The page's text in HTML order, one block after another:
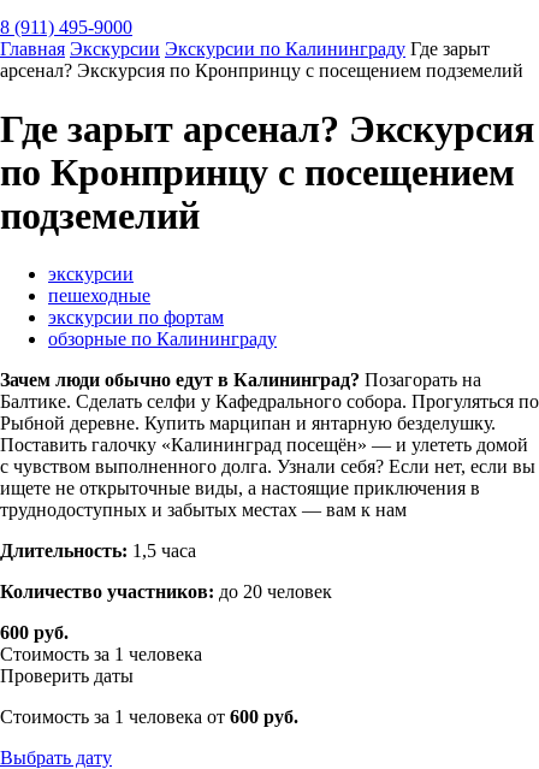
8 (911) 495-9000
Главная Экскурсии Экскурсии по Калининграду Где зарыт
арсенал? Экскурсия по Кронпринцу с посещением подземелий
Где зарыт арсенал? Экскурсия
по Кронпринцу с посещением
подземелий
экскурсии
пешеходные
экскурсии по фортам
обзорные по Калининграду
Зачем люди обычно едут в Калининград? Позагорать на
Балтике. Сделать селфи у Кафедрального собора. Прогуляться по
Рыбной деревне. Купить марципан и янтарную безделушку.
Поставить галочку «Калининград посещён» — и улететь домой
с чувством выполненного долга. Узнали себя? Если нет, если вы
ищете не открыточные виды, а настоящие приключения в
труднодоступных и забытых местах — вам к нам
Длительность: 1,5 часа
Количество участников: до 20 человек
600 руб.
Стоимость за 1 человека
Проверить даты
Стоимость за 1 человека от 600 руб.
Выбрать дату